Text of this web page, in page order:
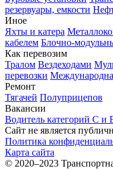
резервуары, емкости
Иное
Яхты и катера
кабелем Блочно-
Как перевозим
Тралом Вездеходами
перевозки
Ремонт
Тягачей Полуприцепов
Вакансии
Водитель категорий С и
Сайт не является
Политика
Карта сайта
© 2020–2023